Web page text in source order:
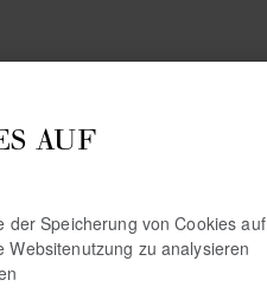
AUF
der Speicherung von Cookies auf
zu analysieren